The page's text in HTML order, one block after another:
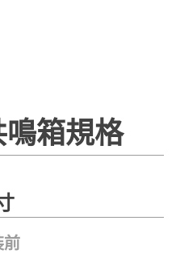
箱規格
前